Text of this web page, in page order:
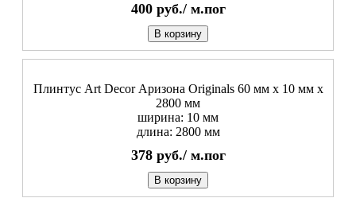
400 руб./ м.пог
В корзину
Плинтус Art Decor Аризона Originals 60 мм х 10 мм х
2800 мм
ширина: 10 мм
длина: 2800 мм
378 руб./ м.пог
В корзину